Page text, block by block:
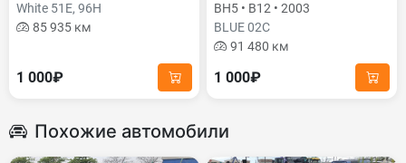
White 51E, 96H
85 935 км
1 000₽
BH5 • B12 • 2003
BLUE 02C
91 480 км
1 000₽
Похожие автомобили